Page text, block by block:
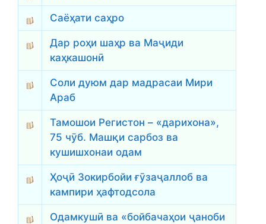
Саёҳати саҳро
Дар роҳи шаҳр ва Маҷиди
каҳкашонӣ
Соли дуюм дар мадрасаи Мири
Араб
Тамошои Регистон – «дарихона»,
75 чӯб. Машқи сарбоз ва
кушишхонаи одам
Ҳоҷӣ Зокирбойи ғӯзаҷаллоб ва
кампири ҳафтодсола
Одамкушӣ ва «бойбачаҳои ҷаноби